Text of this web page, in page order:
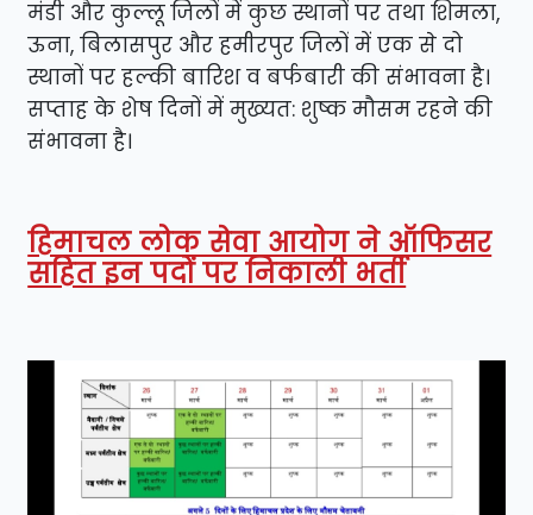
मंडी और कुल्लू जिलों में कुछ स्थानों पर तथा शिमला,
ऊना, बिलासपुर और हमीरपुर जिलों में एक से दो
स्थानों पर हल्की बारिश व बर्फबारी की संभावना है।
सप्ताह के शेष दिनों में मुख्यत: शुष्क मौसम रहने की
संभावना है।
हिमाचल लोक सेवा आयोग ने ऑफिसर
सहित इन पदों पर निकाली भर्ती